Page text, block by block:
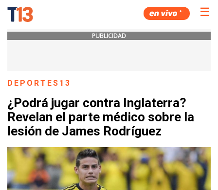
☰
PUBLICIDAD
DEPORTES13
¿Podrá jugar contra Inglaterra?
Revelan el parte médico sobre la
lesión de James Rodríguez